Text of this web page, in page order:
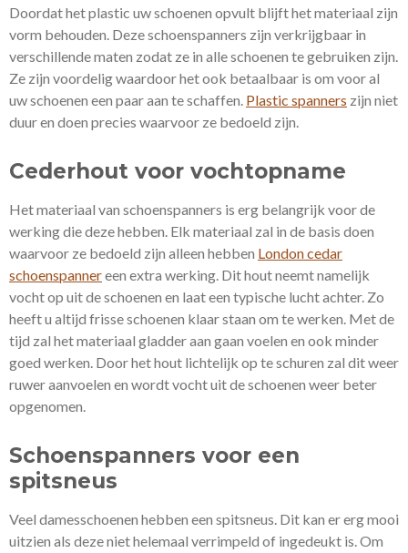
Doordat het plastic uw schoenen opvult blijft het materiaal zijn
vorm behouden. Deze schoenspanners zijn verkrijgbaar in
verschillende maten zodat ze in alle schoenen te gebruiken zijn.
Ze zijn voordelig waardoor het ook betaalbaar is om voor al
uw schoenen een paar aan te schaffen. Plastic spanners zijn niet
duur en doen precies waarvoor ze bedoeld zijn.
Cederhout voor vochtopname
Het materiaal van schoenspanners is erg belangrijk voor de
werking die deze hebben. Elk materiaal zal in de basis doen
waarvoor ze bedoeld zijn alleen hebben London cedar
schoenspannereen extra werking. Dit hout neemt namelijk
vocht op uit de schoenen en laat een typische lucht achter. Zo
heeft u altijd frisse schoenen klaar staan om te werken. Met de
tijd zal het materiaal gladder aan gaan voelen en ook minder
goed werken. Door het hout lichtelijk op te schuren zal dit weer
ruwer aanvoelen en wordt vocht uit de schoenen weer beter
opgenomen.
Schoenspanners voor een
spitsneus
Veel damesschoenen hebben een spitsneus. Dit kan er erg mooi
uitzien als deze niet helemaal verrimpeld of ingedeukt is. Om